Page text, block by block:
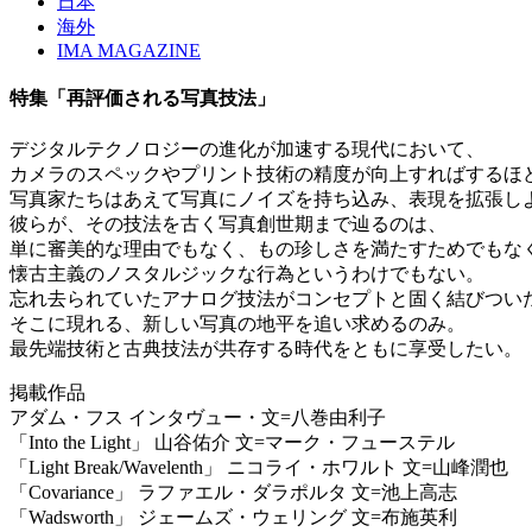
海外
IMA MAGAZINE
特集「再評価される写真技法」
デジタルテクノロジーの進化が加速する現代において、
カメラのスペックやプリント技術の精度が向上すればするほ
写真家たちはあえて写真にノイズを持ち込み、表現を拡張し
彼らが、その技法を古く写真創世期まで辿るのは、
単に審美的な理由でもなく、もの珍しさを満たすためでもな
懐古主義のノスタルジックな行為というわけでもない。
忘れ去られていたアナログ技法がコンセプトと固く結びつい
そこに現れる、新しい写真の地平を追い求めるのみ。
最先端技術と古典技法が共存する時代をともに享受したい。
掲載作品
アダム・フス インタヴュー・文=八巻由利子
「Into the Light」 山谷佑介 文=マーク・フューステル
「Light Break/Wavelenth」 ニコライ・ホワルト 文=山峰潤也
「Covariance」 ラファエル・ダラポルタ 文=池上高志
「Wadsworth」 ジェームズ・ウェリング 文=布施英利